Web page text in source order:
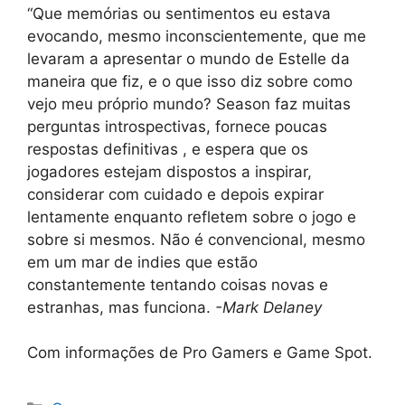
“Que memórias ou sentimentos eu estava
evocando, mesmo inconscientemente, que me
levaram a apresentar o mundo de Estelle da
maneira que fiz, e o que isso diz sobre como
vejo meu próprio mundo? Season faz muitas
perguntas introspectivas, fornece poucas
respostas definitivas , e espera que os
jogadores estejam dispostos a inspirar,
considerar com cuidado e depois expirar
lentamente enquanto refletem sobre o jogo e
sobre si mesmos. Não é convencional, mesmo
em um mar de indies que estão
constantemente tentando coisas novas e
estranhas, mas funciona. -Mark Delaney
Com informações de Pro Gamers e Game Spot.